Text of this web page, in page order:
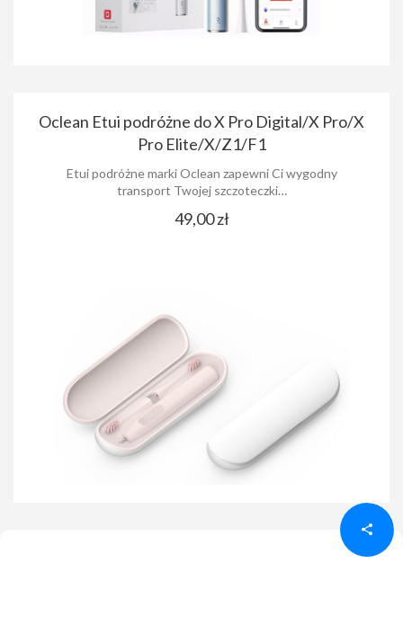
Oclean Etui podróżne do X Pro Digital/X Pro/X
Pro Elite/X/Z1/F1
Etui podróżne marki Oclean zapewni Ci wygodny
transport Twojej szczoteczki…
49,00 zł